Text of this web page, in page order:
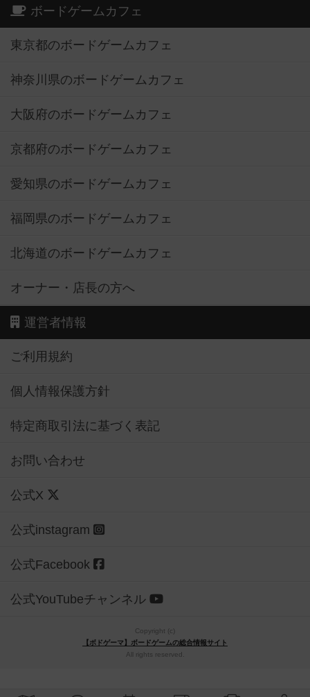
ボードゲームカフェ
東京都のボードゲームカフェ
神奈川県のボードゲームカフェ
大阪府のボードゲームカフェ
京都府のボードゲームカフェ
愛知県のボードゲームカフェ
福岡県のボードゲームカフェ
北海道のボードゲームカフェ
オーナー・店長の方へ
運営者情報
ご利用規約
個人情報保護方針
特定商取引法に基づく表記
お問い合わせ
公式X
公式instagram
公式Facebook
公式YouTubeチャンネル
Copyright (c)
【ボドゲーマ】ボードゲームの総合情報サイト
All rights reserved.